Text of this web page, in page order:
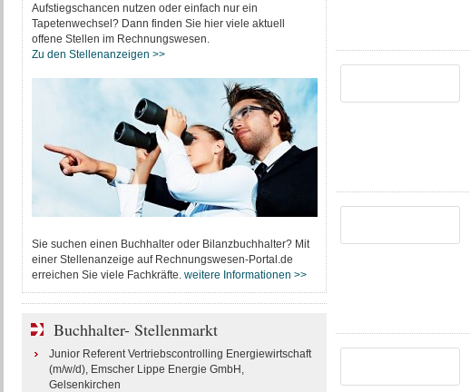
Aufstiegschancen nutzen oder einfach nur ein
Tapetenwechsel? Dann finden Sie hier viele aktuell
offene Stellen im Rechnungswesen.
Zu den Stellenanzeigen >>
Sie suchen einen Buchhalter oder Bilanzbuchhalter? Mit
einer Stellenanzeige auf Rechnungswesen-Portal.de
erreichen Sie viele Fachkräfte. weitere Informationen >>
Buchhalter- Stellenmarkt
Junior Referent Vertriebscontrolling Energiewirtschaft
(m/w/d), Emscher Lippe Energie GmbH,
Gelsenkirchen